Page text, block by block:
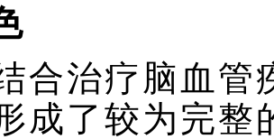
合治疗脑血管
成了较为完整